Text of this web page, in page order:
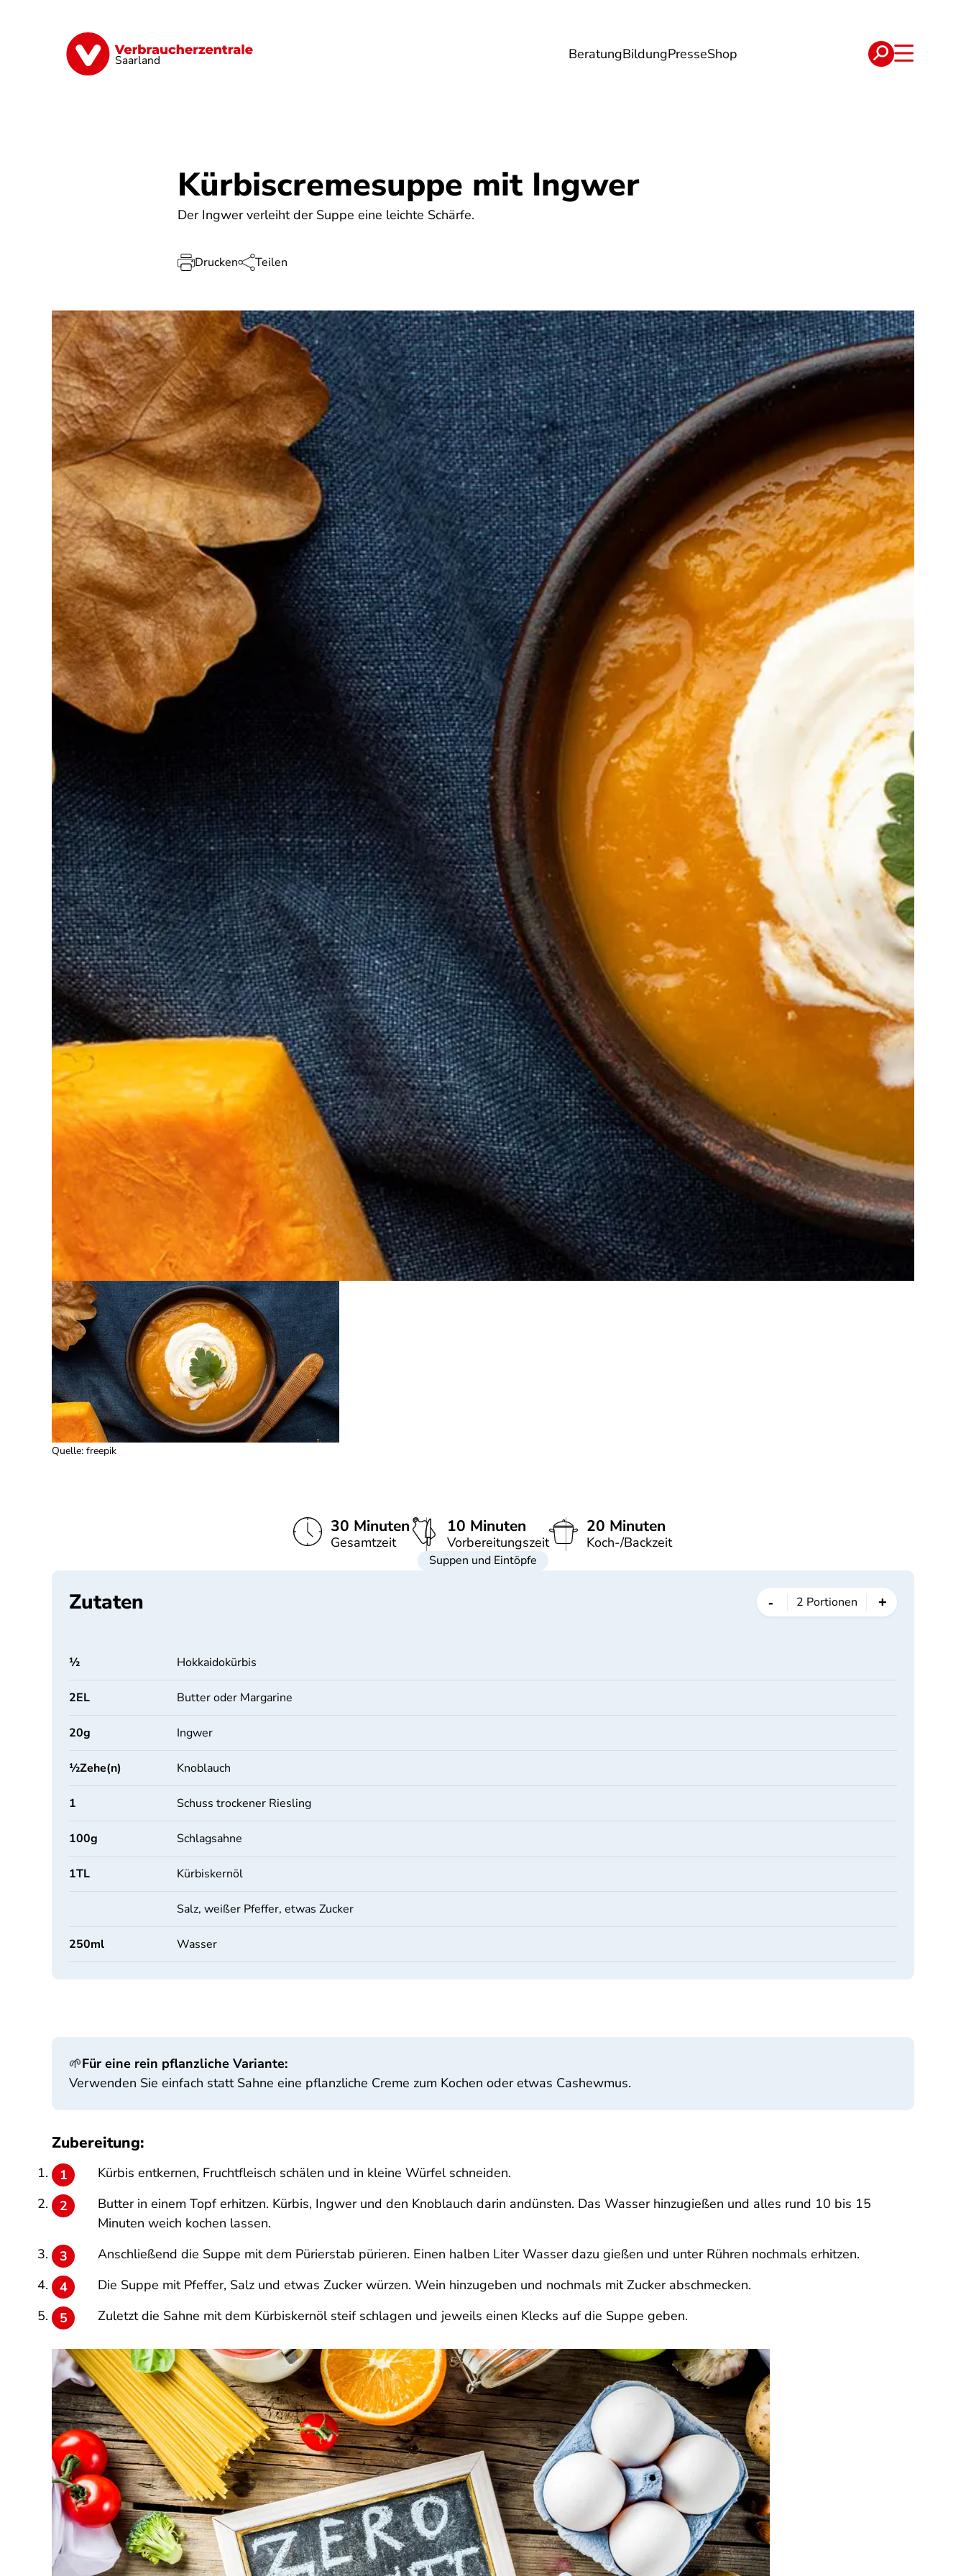
Saarland BeratungBildungPresseShop
Digitales Energie Finanzen Umwelt Verträge
Kürbiscremesuppe mit Ingwer
Der Ingwer verleiht der Suppe eine leichte Schärfe.
Drucken Teilen
Quelle: freepik
30 Minuten
Gesamtzeit
10 Minuten
Vorbereitungszeit
20 Minuten
Koch-/Backzeit
Suppen und Eintöpfe
Zutaten - 2 Portionen +
½ Hokkaidokürbis
2EL Butter oder Margarine
20g Ingwer
½Zehe(n) Knoblauch
1 Schuss trockener Riesling
100g Schlagsahne
1TL Kürbiskernöl
Salz, weißer Pfeffer, etwas Zucker
250ml Wasser
🌱Für eine rein pflanzliche Variante:
Verwenden Sie einfach statt Sahne eine pflanzliche Creme zum Kochen oder etwas Cashewmus.
Zubereitung:
Kürbis entkernen, Fruchtfleisch schälen und in kleine Würfel schneiden.
Butter in einem Topf erhitzen. Kürbis, Ingwer und den Knoblauch darin andünsten. Das Wasser hinzugießen und alles rund 10 bis 15
Minuten weich kochen lassen.
Anschließend die Suppe mit dem Pürierstab pürieren. Einen halben Liter Wasser dazu gießen und unter Rühren nochmals erhitzen.
Die Suppe mit Pfeffer, Salz und etwas Zucker würzen. Wein hinzugeben und nochmals mit Zucker abschmecken.
Zuletzt die Sahne mit dem Kürbiskernöl steif schlagen und jeweils einen Klecks auf die Suppe geben.